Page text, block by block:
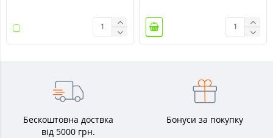
Бескоштовна доствка
від 5000 грн.
Бонуси за покупку